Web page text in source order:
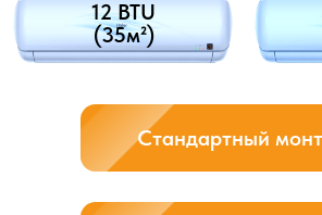
создать эстетически приятный внешний вид и скрыть
коммуникации, используется специальный
декоративный короб. Короб представляет собой
пластиковый или металлический элемент, который
с помощью специальных креплений или скрытых
Крепление к стене: в некоторых случаях, особенно при
наличии подходящей архитектурной обстановки или
креплены непосредственно к стене. Трубы и кабели